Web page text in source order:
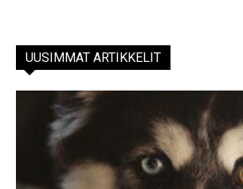
UUSIMMAT ARTIKKELIT